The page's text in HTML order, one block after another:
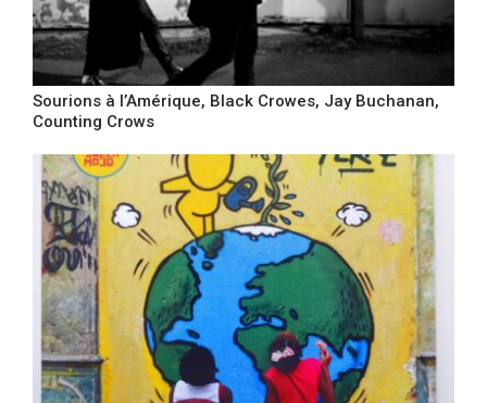
Sourions à l’Amérique, Black Crowes, Jay Buchanan,
Counting Crows